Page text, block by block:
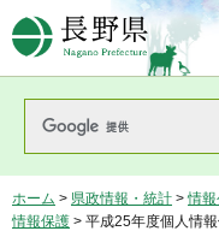
長野県
ホーム > 県政情報・統計 >情報
情報保護 > 平成25年度個人情